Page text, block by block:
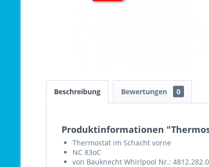
Beschreibung Bewertungen 0
Produktinformationen
Thermostat im Schacht vorne
NC 83oC
von Bauknecht Whirlpool Nr.: